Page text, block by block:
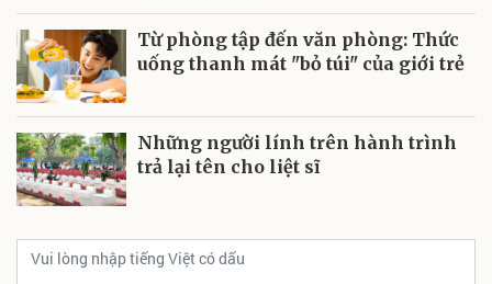
Từ phòng tập đến văn phòng: Thức
uống thanh mát "bỏ túi" của giới trẻ
Những người lính trên hành trình
trả lại tên cho liệt sĩ